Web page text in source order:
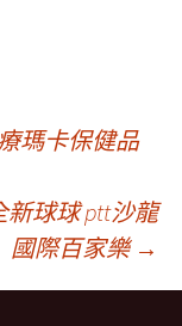
瑪卡保健品
球球 ptt沙龍
國際百家樂 →